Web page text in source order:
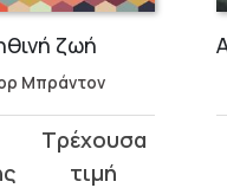
ζωή
Μπράντον